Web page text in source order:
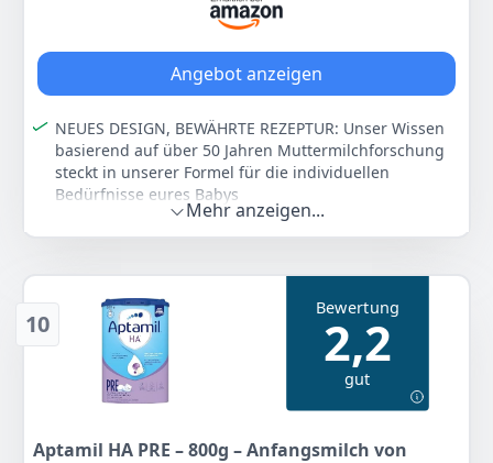
Hersteller
Weiß Aptamil 800 g
Anzeigen
Angebot anzeigen
NEUES DESIGN, BEWÄHRTE REZEPTUR: Unser Wissen
basierend auf über 50 Jahren Muttermilchforschung
steckt in unserer Formel für die individuellen
Bedürfnisse eures Babys
Die Aptamil Care Pre Anfangsmilch ist speziell auf
individuelle Ernährungsbedürfnisse des Babys von
Die einzigartige Rezeptur von Aptamil Care Pre
enthält den patentierten Syneo Komplex mit Bifidus
Breve, Teil einer Bakterienfamilie, die natürlicherweise
im Darm von Säuglingen vorkommt. Aptamil Care Pre
enthält pflanzliche Öle ohne Palmöl
ml
Mehr anzeigen...
10
Bewertung
2,2
gut
Aptamil HA PRE – 800g – Anfangsmilch von